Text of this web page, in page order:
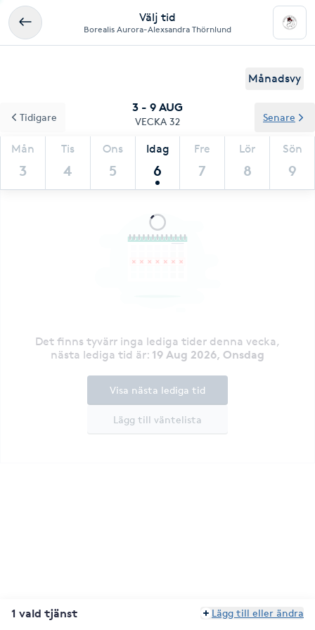
Välj tid
Borealis Aurora-Alexsandra Thörnlund
Månadsvy
3 - 9 AUG
VECKA 32
Mån
3
Tis
4
Ons
5
Idag
6
Fre
7
Lör
8
Sön
9
Tidigare Senare
Det finns tyvärr inga lediga tider denna vecka,
nästa lediga tid är: 19 Aug 2026, Onsdag
Lägg till väntelista
Visa nästa lediga tid
1 vald tjänst Lägg till eller ändra